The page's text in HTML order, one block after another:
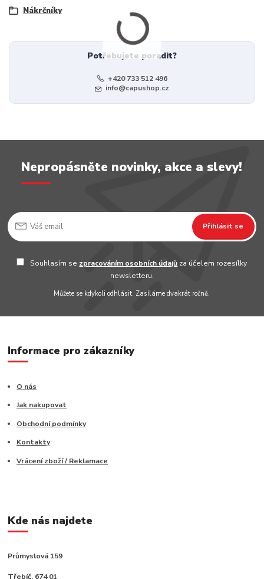
Nákrčníky
Potřebujete poradit?
+420 733 512 496
info@capushop.cz
Nepropásněte novinky, akce a slevy!
Přihlásit se
Souhlasím se zpracováním osobních údajů za účelem rozesílky
newsletteru.
Můžete se kdykoli odhlásit. Zasíláme dvakrát ročně.
Informace pro zákazníky
O nás
Jak nakupovat
Obchodní podmínky
Kontakty
Vrácení zboží / Reklamace
Kde nás najdete
Průmyslová 159
Třebíč, 674 01